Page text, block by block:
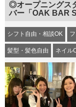
◎オープニングス
バー「OAK BAR
シフト自由・相談OK
髪型・髪色自由 ネイル